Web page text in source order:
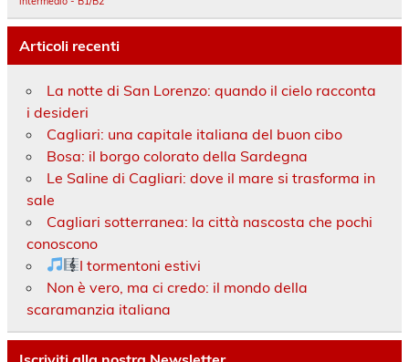
Articoli recenti
La notte di San Lorenzo: quando il cielo racconta
i desideri
Cagliari: una capitale italiana del buon cibo
Bosa: il borgo colorato della Sardegna
Le Saline di Cagliari: dove il mare si trasforma in
sale
Cagliari sotterranea: la città nascosta che pochi
conoscono
I tormentoni estivi
Non è vero, ma ci credo: il mondo della
scaramanzia italiana